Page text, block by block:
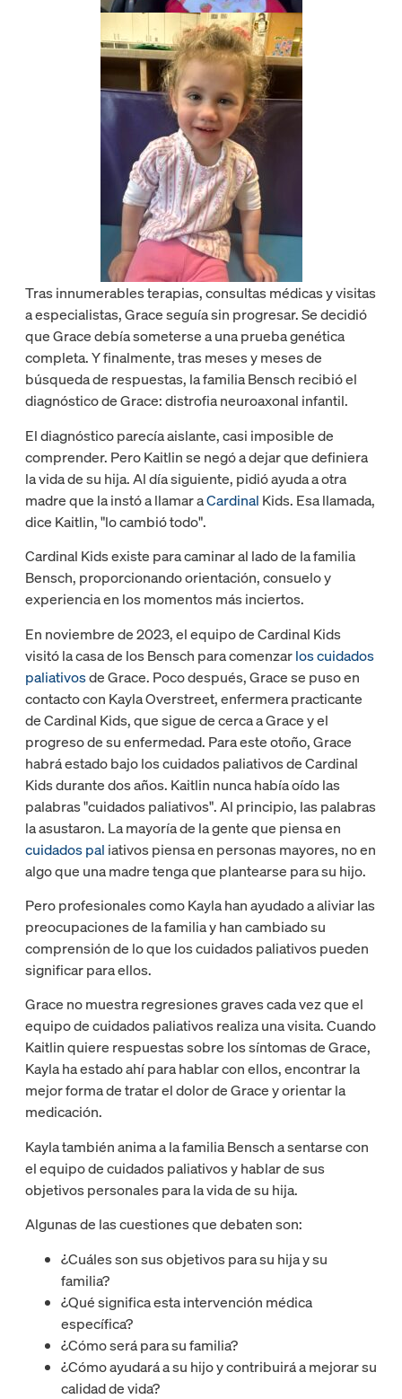
Tras innumerables terapias, consultas médicas y visitas
a especialistas, Grace seguía sin progresar. Se decidió
que Grace debía someterse a una prueba genética
completa. Y finalmente, tras meses y meses de
búsqueda de respuestas, la familia Bensch recibió el
diagnóstico de Grace: distrofia neuroaxonal infantil.
El diagnóstico parecía aislante, casi imposible de
comprender. Pero Kaitlin se negó a dejar que definiera
la vida de su hija. Al día siguiente, pidió ayuda a otra
madre que la instó a llamar aCardinal Kids. Esa llamada,
dice Kaitlin, "lo cambió todo".
Cardinal Kids existe para caminar al lado de la familia
Bensch, proporcionando orientación, consuelo y
experiencia en los momentos más inciertos.
En noviembre de 2023, el equipo de Cardinal Kids
visitó la casa de los Bensch para comenzarlos cuidados
paliativosde Grace. Poco después, Grace se puso en
contacto con Kayla Overstreet, enfermera practicante
de Cardinal Kids, que sigue de cerca a Grace y el
progreso de su enfermedad. Para este otoño, Grace
habrá estado bajo los cuidados paliativos de Cardinal
Kids durante dos años. Kaitlin nunca había oído las
palabras "cuidados paliativos". Al principio, las palabras
la asustaron. La mayoría de la gente que piensa en
cuidados pal iativos piensa en personas mayores, no en
algo que una madre tenga que plantearse para su hijo.
Pero profesionales como Kayla han ayudado a aliviar las
preocupaciones de la familia y han cambiado su
comprensión de lo que los cuidados paliativos pueden
significar para ellos.
Grace no muestra regresiones graves cada vez que el
equipo de cuidados paliativos realiza una visita. Cuando
Kaitlin quiere respuestas sobre los síntomas de Grace,
Kayla ha estado ahí para hablar con ellos, encontrar la
mejor forma de tratar el dolor de Grace y orientar la
medicación.
Kayla también anima a la familia Bensch a sentarse con
el equipo de cuidados paliativos y hablar de sus
objetivos personales para la vida de su hija.
Algunas de las cuestiones que debaten son:
¿Cuáles son sus objetivos para su hija y su
familia?
¿Qué significa esta intervención médica
específica?
¿Cómo será para su familia?
¿Cómo ayudará a su hijo y contribuirá a mejorar su
calidad de vida?